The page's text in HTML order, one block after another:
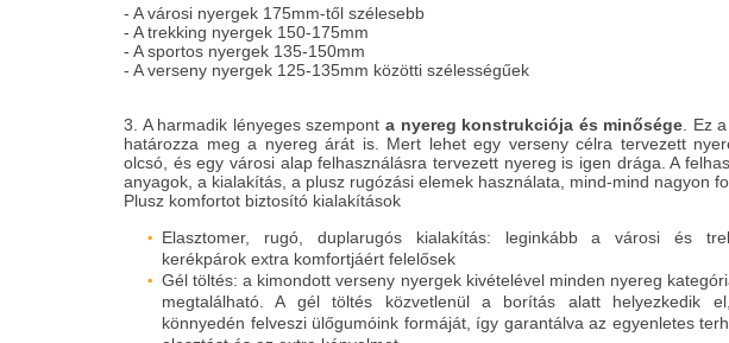
- A városi nyergek 175mm-től szélesebb
- A trekking nyergek 150-175mm
- A sportos nyergek 135-150mm
- A verseny nyergek 125-135mm közötti szélességűek
3. A harmadik lényeges szempont a nyereg konstrukciója és minősége . Ez
határozza meg a nyereg árát is. Mert lehet egy verseny célra tervezett
olcsó, és egy városi alap felhasználásra tervezett nyereg is igen drága. A
anyagok, a kialakítás, a plusz rugózási elemek használata, mind-mind nagyon
Plusz komfortot biztosító kialakítások
Elasztomer, rugó, duplarugós kialakítás: leginkább a városi és
kerékpárok extra komfortjáért felelősek
Gél töltés: a kimondott verseny nyergek kivételével minden nyereg
megtalálható. A gél töltés közvetlenül a borítás alatt helyezkedik
könnyedén felveszi ülőgumóink formáját, így garantálva az egyenletes